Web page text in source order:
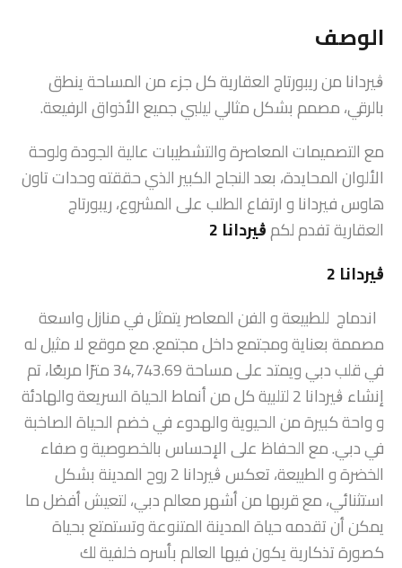
الوصف
ڨيردانا من ريبورتاج العقارية كل جزء من المساحة ينطق
بالرقي، مصمم بشكل مثالي ليلبي جميع الأذواق الرفيعة.
مع التصميمات المعاصرة والتشطيبات عالية الجودة ولوحة
الألوان المحايدة، بعد النجاح الكبير الذي حققته وحدات تاون
هاوس فيردانا و ارتفاع الطلب على المشروع، ريبورتاج
العقارية تفدم لكمڨيردانا 2
ڨيردانا 2
اندماج للطبيعة و الفن المعاصر يتمثل في منازل واسعة
مصممة بعناية ومجتمع داخل مجتمع. مع موقع لا مثيل له
في قلب دبي ويمتد على مساحة 34,743.69 مترًا مربعًا، تم
إنشاء ڨيردانا 2 لتلبية كل من أنماط الحياة السريعة والهادئة
و واحة كبيرة من الحيوية والهدوء في خضم الحياة الصاخبة
في دبي. مع الحفاظ على الإحساس بالخصوصية و صفاء
الخضرة و الطبيعة، تعكس ڨيردانا 2 روح المدينة بشكل
استثنائي، مع قربها من أشهر معالم دبي، لتعيش أفضل ما
يمكن أن تقدمه حياة المدينة المتنوعة وتستمتع بحياة
كصورة تذكارية يكون فيها العالم بأسره خلفية لك